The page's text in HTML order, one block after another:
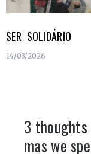
SER SOLIDÁRIO
14/03/2026
3 thoughts
mas we